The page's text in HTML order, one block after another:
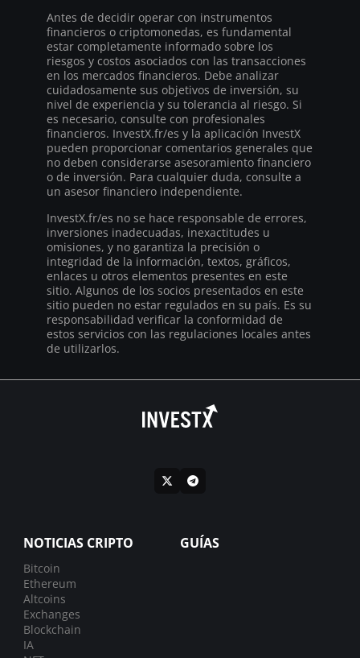
Antes de decidir operar con instrumentos
financieros o criptomonedas, es fundamental
estar completamente informado sobre los
riesgos y costos asociados con las transacciones
en los mercados financieros. Debe analizar
cuidadosamente sus objetivos de inversión, su
nivel de experiencia y su tolerancia al riesgo. Si
es necesario, consulte con profesionales
financieros. InvestX.fr/es y la aplicación InvestX
pueden proporcionar comentarios generales que
no deben considerarse asesoramiento financiero
o de inversión. Para cualquier duda, consulte a
un asesor financiero independiente.
InvestX.fr/es no se hace responsable de errores,
inversiones inadecuadas, inexactitudes u
omisiones, y no garantiza la precisión o
integridad de la información, textos, gráficos,
enlaces u otros elementos presentes en este
sitio. Algunos de los socios presentados en este
sitio pueden no estar regulados en su país. Es su
responsabilidad verificar la conformidad de
estos servicios con las regulaciones locales antes
de utilizarlos.
NOTICIAS CRIPTO
Bitcoin
Ethereum
Altcoins
Exchanges
Blockchain
IA
GUÍAS